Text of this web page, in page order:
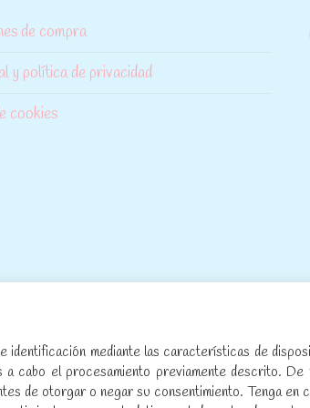
de compra
y política de privacidad
cookies
id=1]
mediante las características de
cabo el procesamiento previamente descrito. De
de otorgar o negar su consentimiento. Tenga en